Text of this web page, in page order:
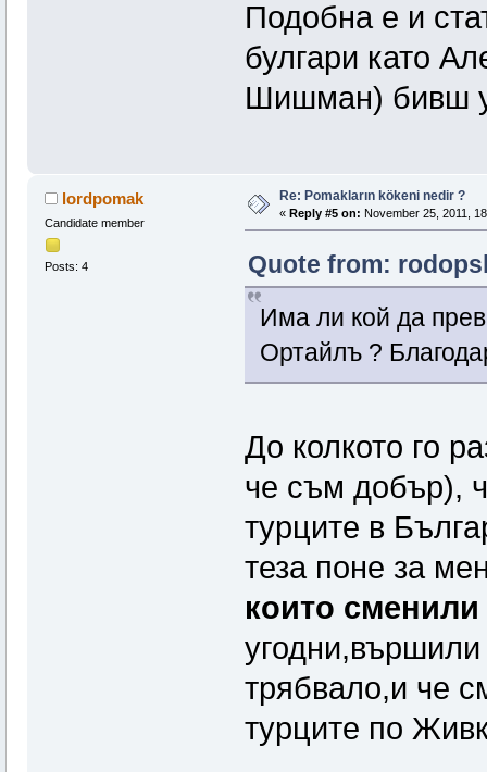
Подобна е и
булгари като
Шишман) бивш
lordpomak
Candidate member
Posts: 4
Re: Pomakların kökeni nedir ?
« Reply #5 on: November 25, 2011,
Quote from:
Има ли кой да
Ортайлъ ?
До колкото го
че съм добър),
турците в
теза поне за
които сменили
угодни,вършили
трябвало,и че
турците по